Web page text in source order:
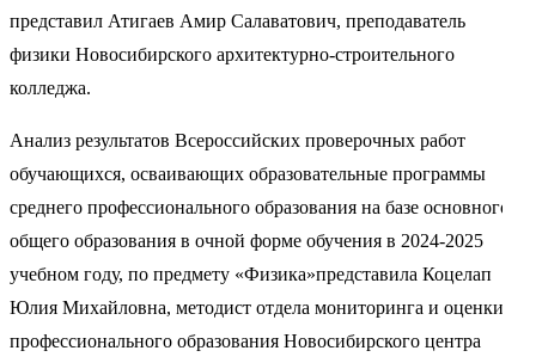
представил Атигаев Амир Салаватович, преподаватель
физики Новосибирского архитектурно-строительного
колледжа.
Анализ результатов Всероссийских проверочных работ
обучающихся, осваивающих образовательные программы
среднего профессионального образования на базе основного
общего образования в очной форме обучения в 2024-2025
учебном году, по предмету «Физика»представила Коцелап
Юлия Михайловна, методист отдела мониторинга и оценки
профессионального образования Новосибирского центра